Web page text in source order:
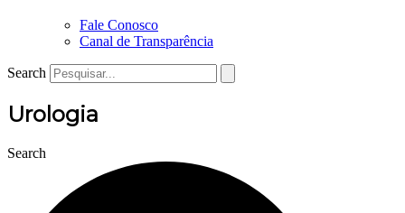
Fale Conosco
Canal de Transparência
Search
Urologia
Search